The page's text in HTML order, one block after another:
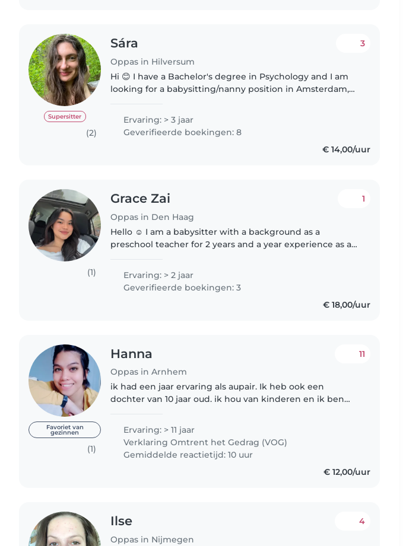
Supersitter
(2)
Sára
Oppas in Hilversum
3
Hi 😊 I have a Bachelor's degree in Psychology and I am
looking for a babysitting/nanny position in Amsterdam,
(category B), so I..
Ervaring: > 3 jaar
Geverifieerde boekingen: 8
€ 14,00/uur
(1)
Grace Zai
Oppas in Den Haag
1
Hello ☺️ I am a babysitter with a background as a
preschool teacher for 2 years and a year experience as an
Ervaring: > 2 jaar
Geverifieerde boekingen: 3
€ 18,00/uur
Favoriet van
gezinnen
(1)
Hanna
Oppas in Arnhem
11
ik had een jaar ervaring als aupair. Ik heb ook een
dochter van 10 jaar oud. ik hou van kinderen en ik ben
als moeder kan ik..
Ervaring: > 11 jaar
Verklaring Omtrent het Gedrag (VOG)
Gemiddelde reactietijd: 10 uur
€ 12,00/uur
Ilse
Oppas in Nijmegen
4